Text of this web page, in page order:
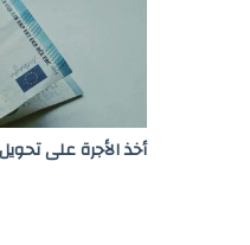
أخذ الأجرة على